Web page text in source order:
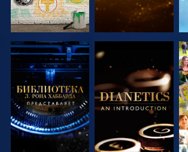
СМОТРЕТЬ
ПЕРЕДАЧИ
СМОТРЕТЬ
ПЕРЕДАЧИ